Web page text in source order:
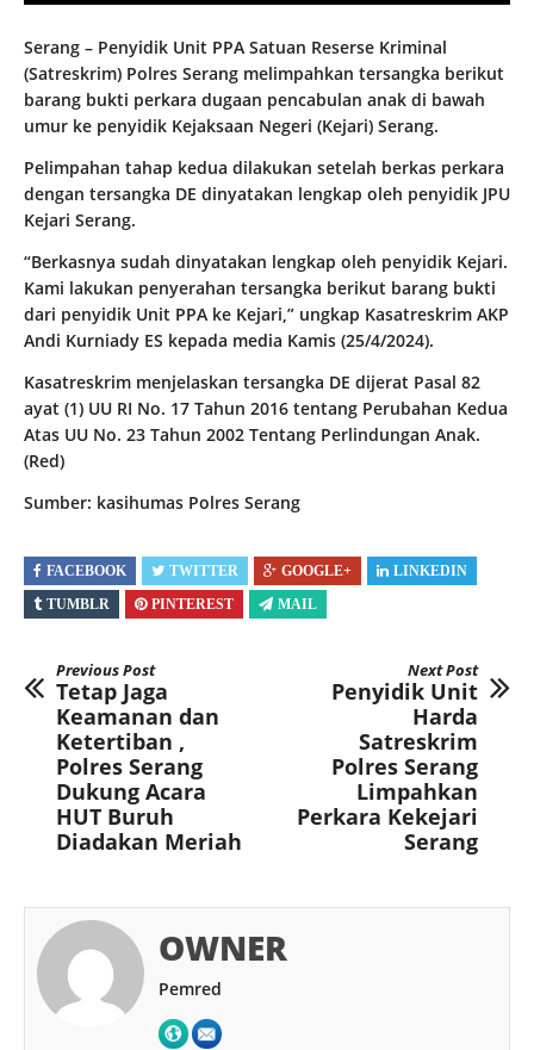
Serang – Penyidik Unit PPA Satuan Reserse Kriminal
(Satreskrim) Polres Serang melimpahkan tersangka berikut
barang bukti perkara dugaan pencabulan anak di bawah
umur ke penyidik Kejaksaan Negeri (Kejari) Serang.
Pelimpahan tahap kedua dilakukan setelah berkas perkara
dengan tersangka DE dinyatakan lengkap oleh penyidik JPU
Kejari Serang.
“Berkasnya sudah dinyatakan lengkap oleh penyidik Kejari.
Kami lakukan penyerahan tersangka berikut barang bukti
dari penyidik Unit PPA ke Kejari,” ungkap Kasatreskrim AKP
Andi Kurniady ES kepada media Kamis (25/4/2024).
Kasatreskrim menjelaskan tersangka DE dijerat Pasal 82
ayat (1) UU RI No. 17 Tahun 2016 tentang Perubahan Kedua
Atas UU No. 23 Tahun 2002 Tentang Perlindungan Anak.
(Red)
Sumber: kasihumas Polres Serang
FACEBOOK TWITTER GOOGLE+
LINKEDIN
TUMBLR
PINTEREST MAIL
Previous Post
Tetap Jaga
Keamanan dan
Ketertiban ,
Polres Serang
Dukung Acara
HUT Buruh
Diadakan Meriah
Next Post
Penyidik Unit
Harda
Satreskrim
Polres Serang
Limpahkan
Perkara Kekejari
Serang
OWNER
Pemred